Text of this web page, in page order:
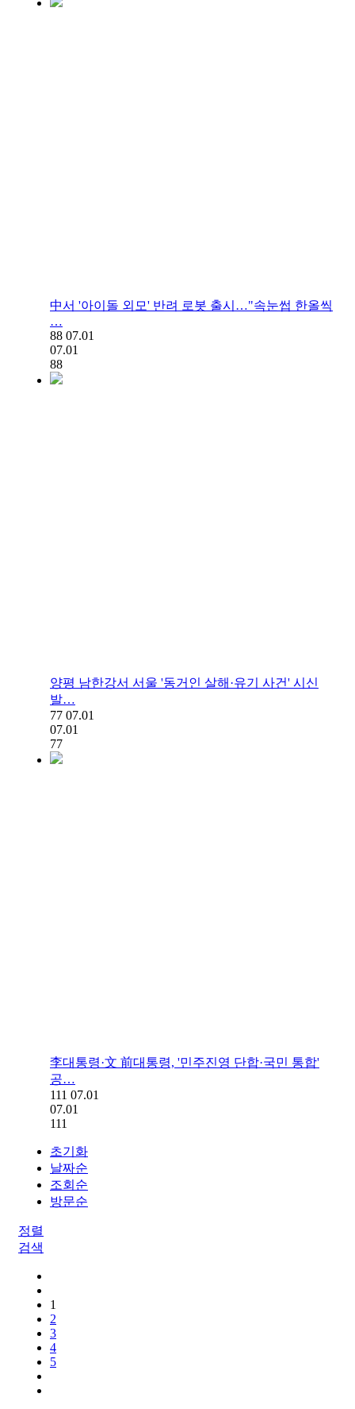
中서 '아이돌 외모' 반려 로봇 출시…"속눈썹 한올씩
…
88 07.01
07.01
88
양평 남한강서 서울 '동거인 살해·유기 사건' 시신
발…
77 07.01
07.01
77
李대통령·文 前대통령, '민주진영 단합·국민 통합'
공…
111 07.01
07.01
111
초기화
날짜순
조회순
방문순
정렬
검색
1
2
3
4
5